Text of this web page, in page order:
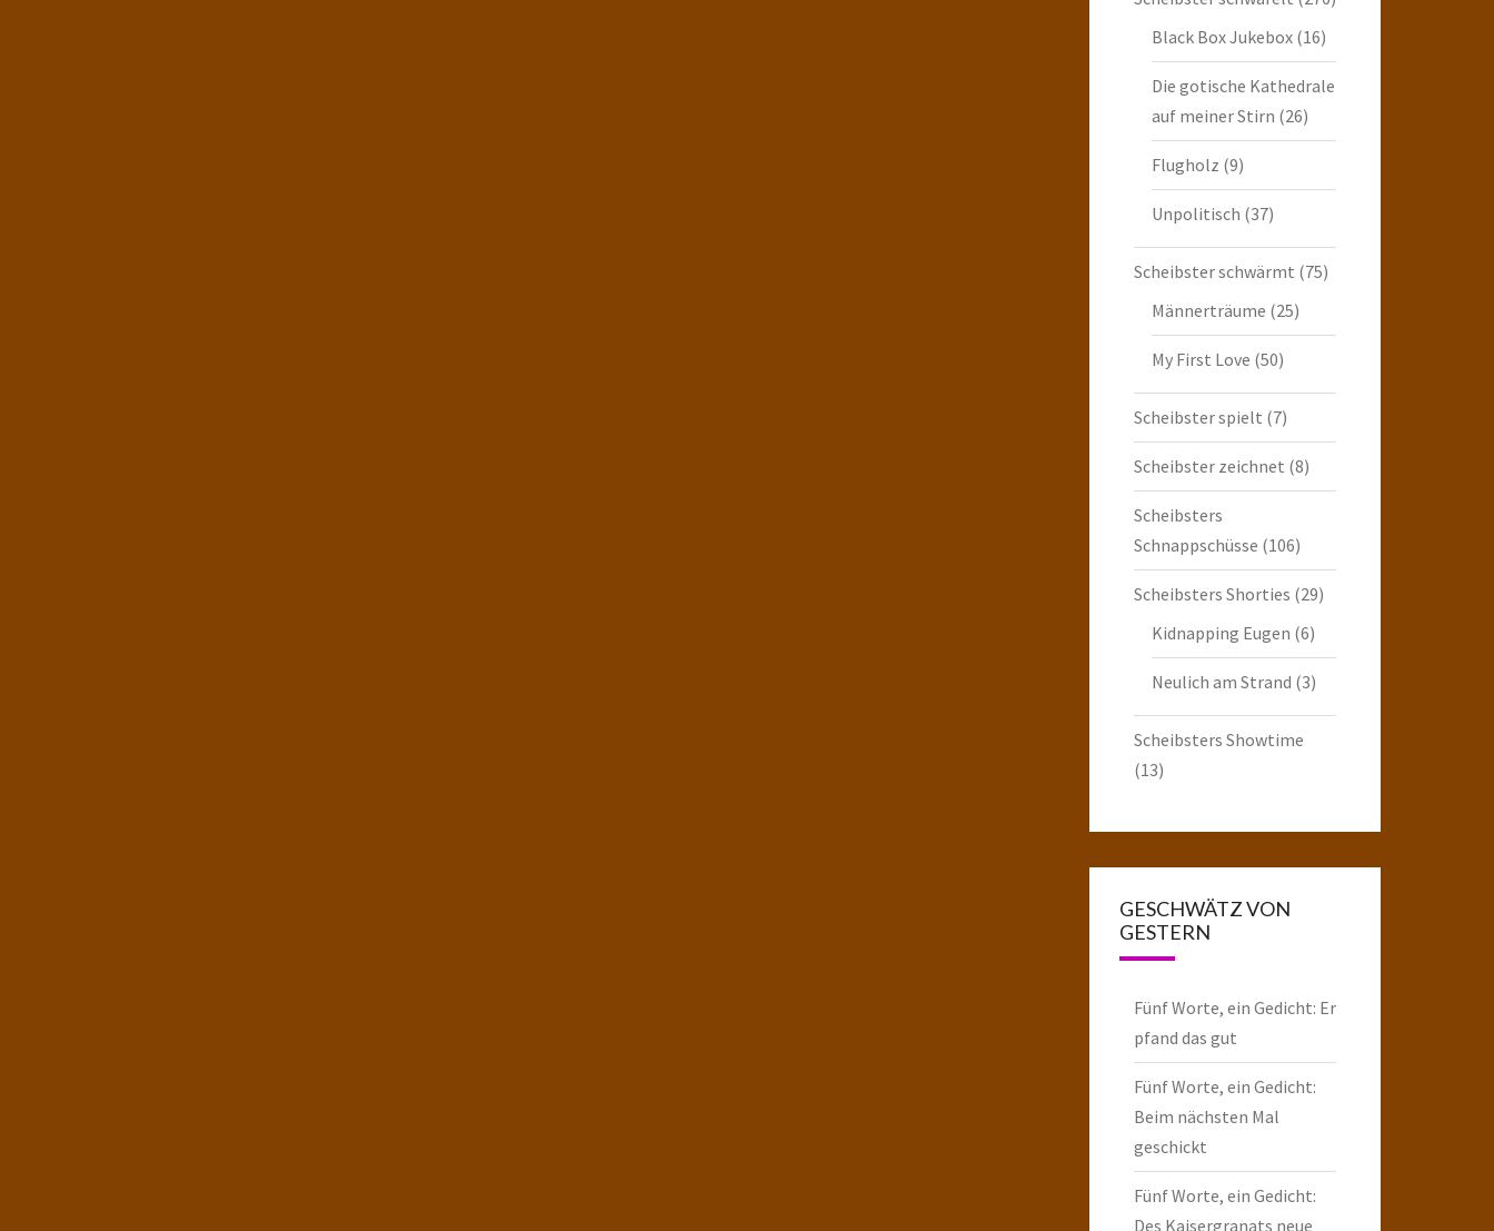
Black Box Jukebox(16)
Die gotische Kathedrale
auf meiner Stirn (26)
Flugholz (9)
Unpolitisch (37)
Scheibster schwärmt (75)
Männerträume (25)
My First Love (50)
Scheibster spielt (7)
Scheibster zeichnet (8)
Scheibsters
Schnappschüsse (106)
Scheibsters Shorties (29)
Kidnapping Eugen (6)
Neulich am Strand (3)
Scheibsters Showtime
(13)
GESCHWÄTZ VON
GESTERN
Fünf Worte, ein Gedicht: Er
pfand das gut
Fünf Worte, ein Gedicht:
Beim nächsten Mal
geschickt
Fünf Worte, ein Gedicht:
Des Kaisergranats neue